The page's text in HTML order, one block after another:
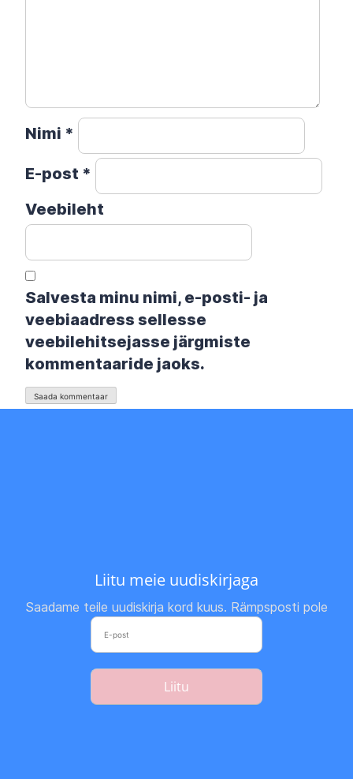
Nimi *
E-post *
Veebileht
Salvesta minu nimi, e-posti- ja
veebiaadress sellesse
veebilehitsejasse järgmiste
kommentaaride jaoks.
Liitu meie uudiskirjaga
Saadame teile uudiskirja kord kuus. Rämpsposti pole
Liitu